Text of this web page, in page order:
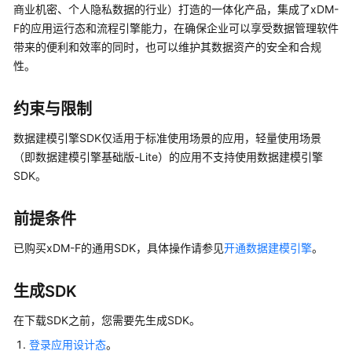
介
绍
明
快
速
入
制
操
指
南
商业机密、个人隐私数据的行业）打造的一体化产品，集成了xDM-
F的应用运行态和流程引擎能力，在确保企业可以享受数据管理软件
带来的便利和效率的同时，也可以维护其数据资产的安全和合规
性。
约束与限制
数据建模引擎SDK仅适用于标准使用场景的应用，轻量使用场景
（即数据建模引擎基础版-Lite）的应用不支持使用数据建模引擎
SDK。
前提条件
已购买xDM-F的通用SDK，具体操作请参见开通数据建模引擎。
生成SDK
在下载SDK之前，您需要先生成SDK。
登录应用设计态。